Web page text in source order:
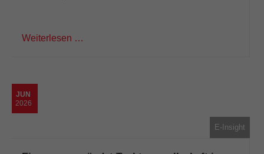
Weiterlesen …
JUN
2026
E-Insight